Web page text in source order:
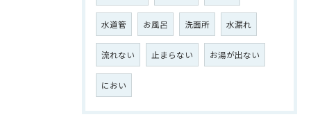
水道管 お風呂 洗面所 水漏れ
流れない 止まらない お湯が出ない
におい